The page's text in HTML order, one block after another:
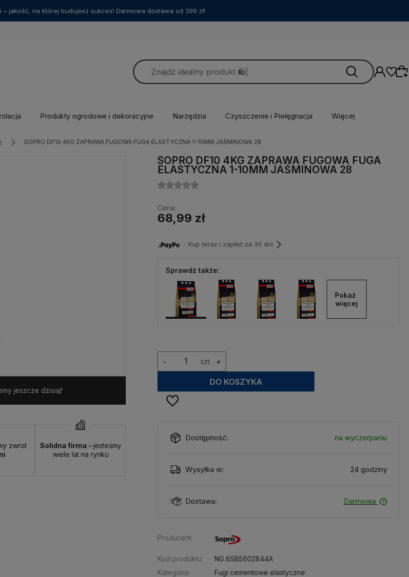
– jakość, na której budujesz sukces! Darmowa dostawa od 399 zł!
Wybierz coś dla siebie z naszej aktualnej
oferty lub zaloguj się, aby przywrócić dodane
produkty do listy z poprzedniej sesji.
Produkty ogrodowe i dekoracyjne Narzędzia Czyszczenie i Pielęgnacja Więcej
SOPRO DF10 4KG ZAPRAWA FUGOWA FUGA ELASTYCZNA 1-10MM JAŚMINOWA 28
jeszcze dzisiaj!
zwrot
Solidna firma - jesteśmy
wiele lat na rynku
SOPRO DF10 4KG ZAPRAWA FUGOWA FUGA
ELASTYCZNA 1-10MM JAŚMINOWA 28
Cena:
68,99 zł
・Kup teraz i zapłać za 30 dni
Sprawdź także:
Pokaż
więcej
szt. +
-
DO KOSZYKA
Dostępność: na wyczerpaniu
Wysyłka w: 24 godziny
Dostawa: Darmowa
Producent:
Kod produktu:
NG.6SB5602844A
Kategoria:
Fugi cementowe elastyczne